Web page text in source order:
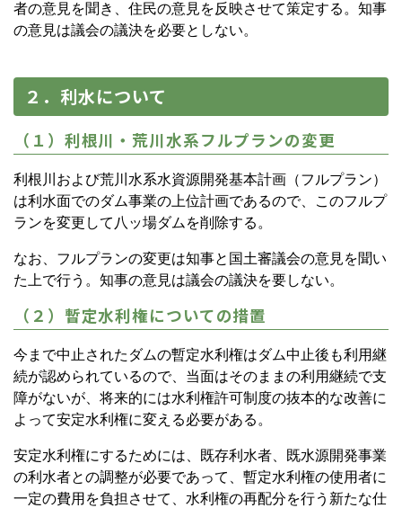
者の意見を聞き、住民の意見を反映させて策定する。知事
の意見は議会の議決を必要としない。
２．利水について
（１）利根川・荒川水系フルプランの変更
利根川および荒川水系水資源開発基本計画（フルプラン）
は利水面でのダム事業の上位計画であるので、このフルプ
ランを変更して八ッ場ダムを削除する。
なお、フルプランの変更は知事と国土審議会の意見を聞い
た上で行う。知事の意見は議会の議決を要しない。
（２）暫定水利権についての措置
今まで中止されたダムの暫定水利権はダム中止後も利用継
続が認められているので、当面はそのままの利用継続で支
障がないが、将来的には水利権許可制度の抜本的な改善に
よって安定水利権に変える必要がある。
安定水利権にするためには、既存利水者、既水源開発事業
の利水者との調整が必要であって、暫定水利権の使用者に
一定の費用を負担させて、水利権の再配分を行う新たな仕